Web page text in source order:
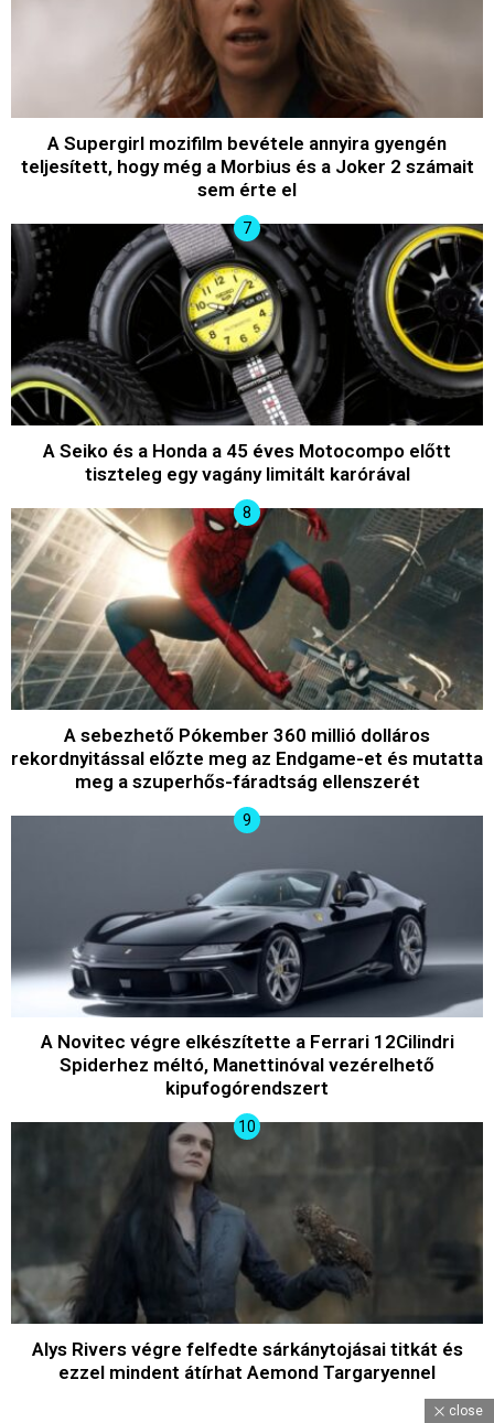
A Supergirl mozifilm bevétele annyira gyengén
teljesített, hogy még a Morbius és a Joker 2 számait
sem érte el
A Seiko és a Honda a 45 éves Motocompo előtt
tiszteleg egy vagány limitált karórával
A sebezhető Pókember 360 millió dolláros
rekordnyitással előzte meg az Endgame-et és mutatta
meg a szuperhős-fáradtság ellenszerét
A Novitec végre elkészítette a Ferrari 12Cilindri
Spiderhez méltó, Manettinóval vezérelhető
kipufogórendszert
Alys Rivers végre felfedte sárkánytojásai titkát és
ezzel mindent átírhat Aemond Targaryennel
close